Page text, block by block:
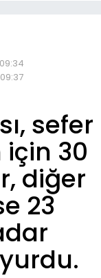
sefer
30
diğer
23